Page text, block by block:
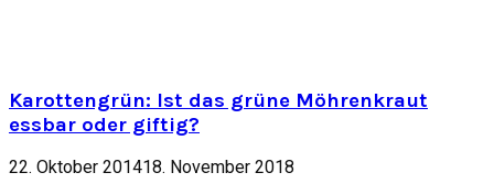
Karottengrün: Ist das grüne Möhrenkraut
essbar oder giftig?
22. Oktober 201418. November 2018